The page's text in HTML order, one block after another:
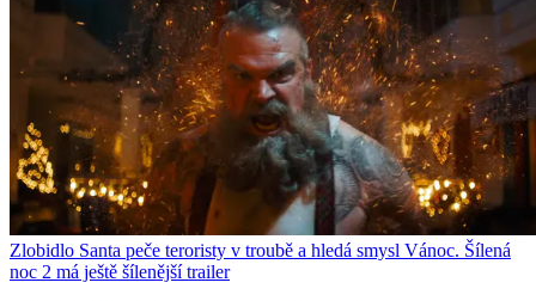
Zlobidlo Santa peče teroristy v troubě a hledá smysl Vánoc. Šílená
noc 2 má ještě šílenější trailer